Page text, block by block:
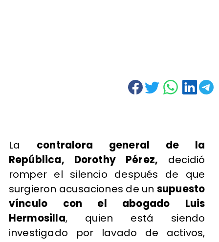
La contralora general de la
República, Dorothy Pérez, decidió
romper el silencio después de que
surgieron acusaciones de un supuesto
vínculo con el abogado Luis
Hermosilla, quien está siendo
investigado por lavado de activos,